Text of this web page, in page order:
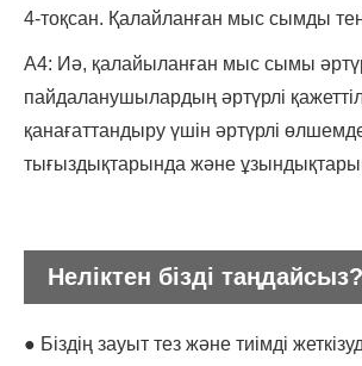
4-тоқсан. Қалайланған мыс сымды
A4: Иә, қалайыланған мыс сымы
пайдаланушылардың әртүрлі
қанағаттандыру үшін әртүрлі
тығыздықтарында және
Неліктен бізді таңдайсыз?
● Біздің зауыт тез және тиімді